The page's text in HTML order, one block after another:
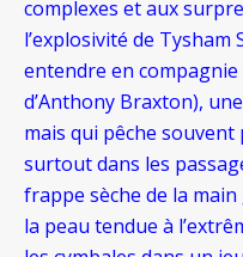
complexes et aux
l’explosivité de Tysham
entendre en compagnie
d’Anthony Braxton),
mais qui pêche souvent
surtout dans les
frappe sèche de la
la peau tendue à